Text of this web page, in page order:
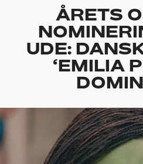
ÅRETS
UDE:
‘EMILIA